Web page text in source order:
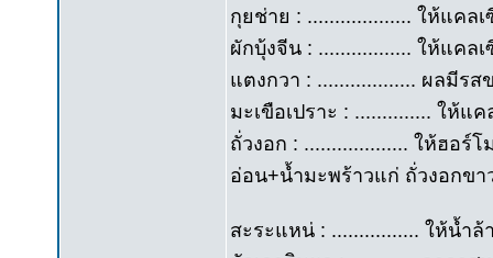
กุยช่าย : ................... ให้แคล
ผักบุ้งจีน : ................. ให้แค
แตงกวา : .................. ผลมีรส
มะเขือเปราะ : .............. ให้แ
ถั่วงอก : ................... ให้ฮอร์
อ่อน+น้ำมะพร้าวแก่ ถั่วงอกข
สะระแหน่ : ................ ให้น้ำ